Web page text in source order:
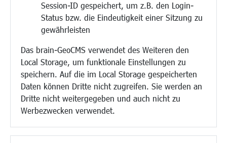
Session-ID gespeichert, um z.B. den Login-
Status bzw. die Eindeutigkeit einer Sitzung zu
gewährleisten
Das brain-GeoCMS verwendet des Weiteren den
Local Storage, um funktionale Einstellungen zu
speichern. Auf die im Local Storage gespeicherten
Daten können Dritte nicht zugreifen. Sie werden an
Dritte nicht weitergegeben und auch nicht zu
Werbezwecken verwendet.
Bauen/Umwelt/Mobilität
Bebauungsplanung
Verkehr/Mobilität
Glasfaserausbau
Aktuelle Baustellen
Paddelteich
CINDY S
Kultur/Freizeit/Tourismus